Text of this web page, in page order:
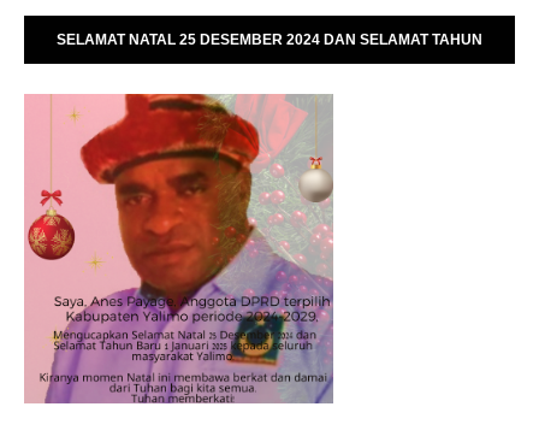
SELAMAT NATAL 25 DESEMBER 2024 DAN SELAMAT TAHUN